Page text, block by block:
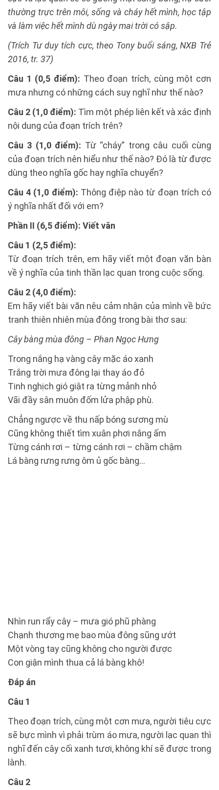
thường trực trên môi, sống và cháy hết mình, học tập
và làm việc hết mình dù ngày mai trời có sập.
(Trích Tư duy tích cực, theo Tony buổi sáng, NXB Trẻ
2016, tr. 37)
Câu 1 (0,5 điểm): Theo đoạn trích, cùng một cơn
mưa nhưng có những cách suy nghĩ như thế nào?
Câu 2 (1,0 điểm): Tìm một phép liên kết và xác định
nội dung của đoạn trích trên?
Câu 3 (1,0 điểm): Từ “cháy” trong câu cuối cùng
của đoạn trích nên hiểu như thế nào? Đó là từ được
dùng theo nghĩa gốc hay nghĩa chuyển?
Câu 4 (1,0 điểm): Thông điệp nào từ đoạn trích có
ý nghĩa nhất đối với em?
Phần II (6,5 điểm): Viết văn
Câu 1 (2,5 điểm):
Từ đoạn trích trên, em hãy viết một đoạn văn bàn
về ý nghĩa của tinh thần lạc quan trong cuộc sống.
Câu 2 (4,0 điểm):
Em hãy viết bài văn nêu cảm nhận của mình về bức
tranh thiên nhiên mùa đông trong bài thơ sau:
Cây bàng mùa đông – Phan Ngọc Hưng
Trong nắng hạ vàng cây mặc áo xanh
Trắng trời mưa đông lại thay áo đỏ
Tinh nghịch gió giật ra từng mảnh nhỏ
Vãi đầy sân muôn đốm lửa phập phù.
Chẳng ngược về thu nấp bóng sương mù
Cũng không thiết tìm xuân phơi nắng ấm
Từng cánh rơi – từng cánh rơi – chầm chậm
Lá bàng rưng rưng ôm ủ gốc bàng...
Nhìn run rẩy cây – mưa gió phũ phàng
Chạnh thương mẹ bao mùa đông sũng ướt
Một vòng tay cũng không cho người được
Con giận mình thua cả lá bàng khô!
Đáp án
Câu 1
Theo đoạn trích, cùng một cơn mưa, người tiêu cực
sẽ bực mình vì phải trùm áo mưa, người lạc quan thì
nghĩ đến cây cối xanh tươi, không khí sẽ được trong
lành.
Câu 2